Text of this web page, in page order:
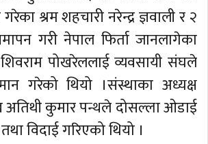
श्रम शहचारी नरेन्द्र ज्ञवाली र २
गरी नेपाल फिर्ता जानलागेका
पोखरेललाई व्यवसायी संघले
गरेको थियो ।संस्थाका अध्यक्ष
अतिथी कुमार पन्थले दोसल्ला ओडाई
विदाई गरिएको थियो ।